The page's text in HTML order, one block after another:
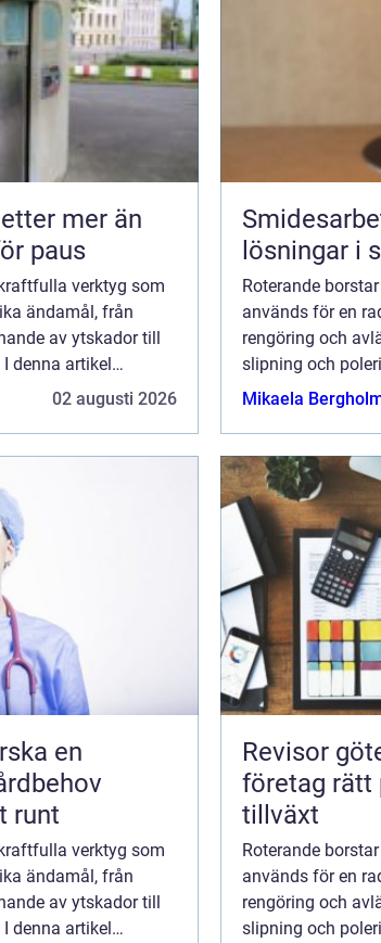
än
paus
verktyg som
ändamål, från
av ytskador till
denna artikel
fördelarna med ...
02 augusti 2026
Smidesarbeten
lösningar i
Roterande
används för en
rengöring och
slipning och
kommer vi att
Mikaela
en
runt
verktyg som
ändamål, från
av ytskador till
denna artikel
Revisor göteborg
företag rätt
tillväxt
Roterande
används för en
rengöring och
slipning och